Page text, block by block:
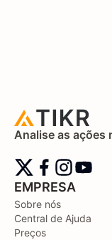
Analise as ações
EMPRESA
Sobre nós
Central de Ajuda
Preços